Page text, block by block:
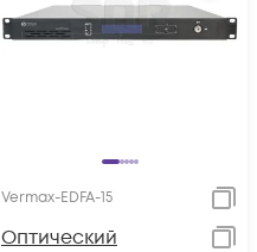
Vermax-EDFA-15
Оптический